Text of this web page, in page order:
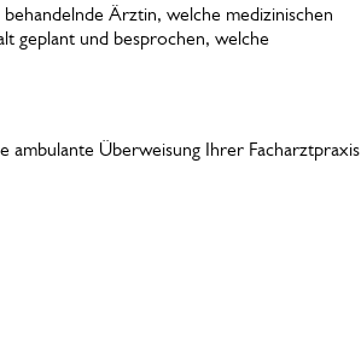
Ärztin, welche medizinischen
geplant und besprochen, welche
ambulante Überweisung Ihrer Facharztpraxis